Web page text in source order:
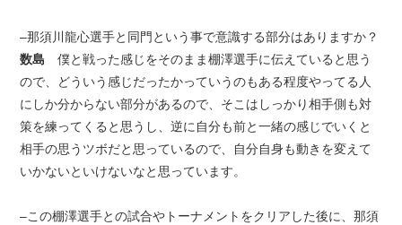
–那須川龍心選手と同門という事で意識する部分はありますか？
数島 僕と戦った感じをそのまま棚澤選手に伝えていると思う
ので、どういう感じだったかっていうのもある程度やってる人
にしか分からない部分があるので、そこはしっかり相手側も対
策を練ってくると思うし、逆に自分も前と一緒の感じでいくと
相手の思うツボだと思っているので、自分自身も動きを変えて
いかないといけないなと思っています。
–この棚澤選手との試合やトーナメントをクリアした後に、那須